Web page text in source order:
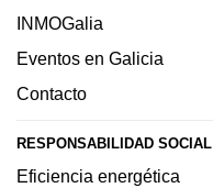
INMOGalia
Eventos en Galicia
Contacto
RESPONSABILIDAD SOCIAL
Eficiencia energética